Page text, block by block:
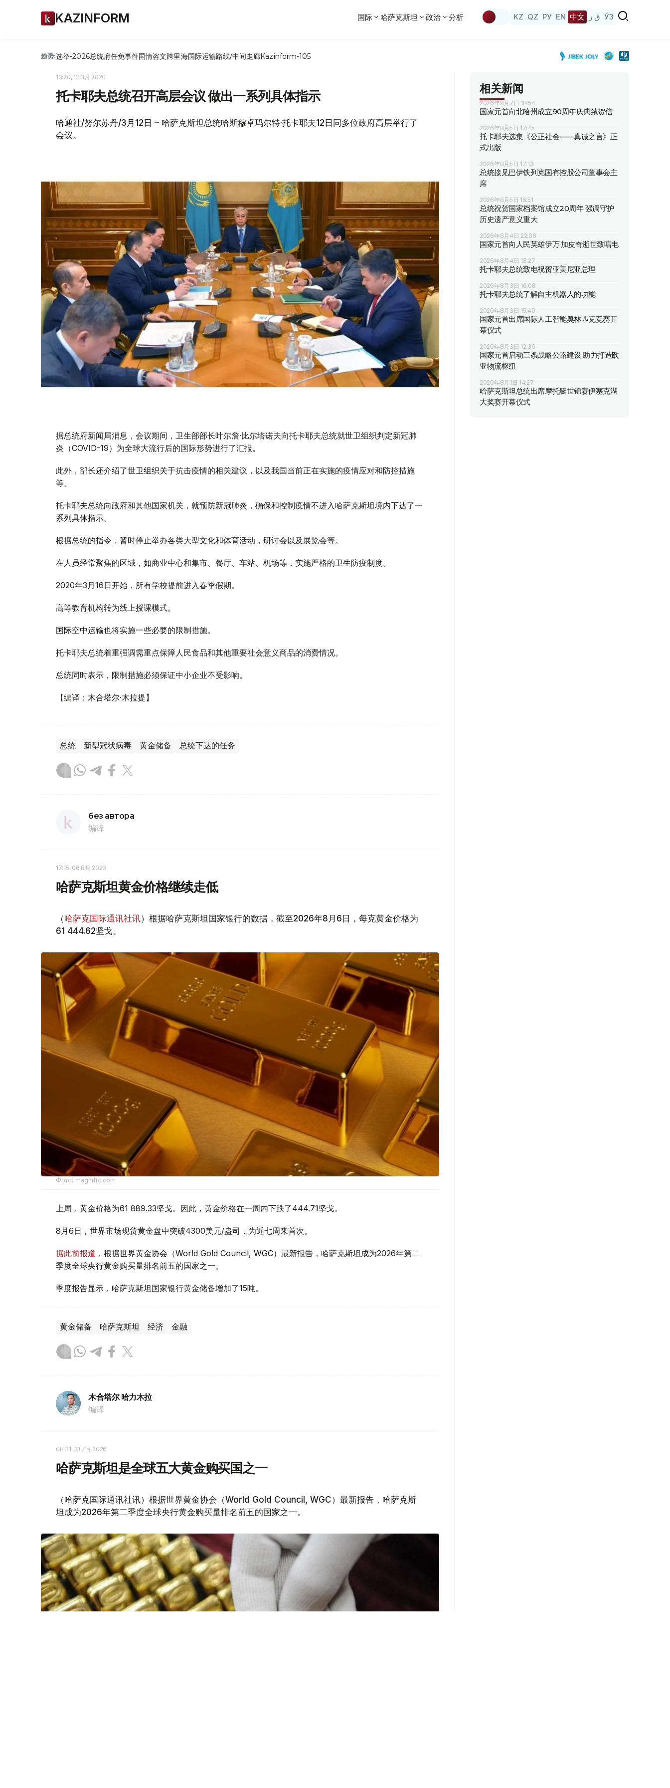
KAZINFORM 国际 哈萨克斯坦 政治 分析 KZ QZ РУ EN 中文 ق ز ЎЗ
趋势:选举-2026总统府任免事件国情咨文跨里海国际运输路线/中间走廊Kazinform-105
13:20, 12 3月 2020
托卡耶夫总统召开高层会议 做出一系列具体指示
哈通社/努尔苏丹/3月12日 – 哈萨克斯坦总统哈斯穆卓玛尔特·托卡耶夫12日同多位政府高层举行了
会议。
据总统府新闻局消息，会议期间，卫生部部长叶尔詹·比尔塔诺夫向托卡耶夫总统就世卫组织判定新冠肺
炎（COVID-19）为全球大流行后的国际形势进行了汇报。
此外，部长还介绍了世卫组织关于抗击疫情的相关建议，以及我国当前正在实施的疫情应对和防控措施
等。
托卡耶夫总统向政府和其他国家机关，就预防新冠肺炎，确保和控制疫情不进入哈萨克斯坦境内下达了一
系列具体指示。
根据总统的指令，暂时停止举办各类大型文化和体育活动，研讨会以及展览会等。
在人员经常聚焦的区域，如商业中心和集市、餐厅、车站、机场等，实施严格的卫生防疫制度。
2020年3月16日开始，所有学校提前进入春季假期。
高等教育机构转为线上授课模式。
国际空中运输也将实施一些必要的限制措施。
托卡耶夫总统着重强调需重点保障人民食品和其他重要社会意义商品的消费情况。
总统同时表示，限制措施必须保证中小企业不受影响。
【编译：木合塔尔·木拉提】
总统 新型冠状病毒 黄金储备 总统下达的任务
без автора
编译
17:15, 06 8月 2026
哈萨克斯坦黄金价格继续走低
（哈萨克国际通讯社讯）根据哈萨克斯坦国家银行的数据，截至2026年8月6日，每克黄金价格为
61 444.62坚戈。
Фото: magnific.com
上周，黄金价格为61 889.33坚戈。因此，黄金价格在一周内下跌了444.71坚戈。
8月6日，世界市场现货黄金盘中突破4300美元/盎司，为近七周来首次。
据此前报道 ，根据世界黄金协会（World Gold Council, WGC）最新报告，哈萨克斯坦成为2026年第二
季度全球央行黄金购买量排名前五的国家之一。
季度报告显示，哈萨克斯坦国家银行黄金储备增加了15吨。
黄金储备 哈萨克斯坦 经济 金融
木合塔尔 哈力木拉
编译
08:31, 31 7月 2026
哈萨克斯坦是全球五大黄金购买国之一
（哈萨克国际通讯社讯）根据世界黄金协会（World Gold Council, WGC）最新报告，哈萨克斯
坦成为2026年第二季度全球央行黄金购买量排名前五的国家之一。
相关新闻
2026年8月7日 18:54
国家元首向北哈州成立90周年庆典致贺信
2026年8月5日 17:45
托卡耶夫选集《公正社会——真诚之言》正
式出版
2026年8月5日 17:13
总统接见巴伊铁列克国有控股公司董事会主
席
2026年8月5日 16:51
总统祝贺国家档案馆成立20周年 强调守护
历史遗产意义重大
2026年8月4日 22:08
国家元首向人民英雄伊万·加皮奇逝世致唁电
2026年8月4日 18:27
托卡耶夫总统致电祝贺亚美尼亚总理
2026年8月3日 16:08
托卡耶夫总统了解自主机器人的功能
2026年8月3日 15:40
国家元首出席国际人工智能奥林匹克竞赛开
幕仪式
2026年8月3日 12:36
国家元首启动三条战略公路建设 助力打造欧
亚物流枢纽
2026年8月1日 14:27
哈萨克斯坦总统出席摩托艇世锦赛伊塞克湖
大奖赛开幕仪式